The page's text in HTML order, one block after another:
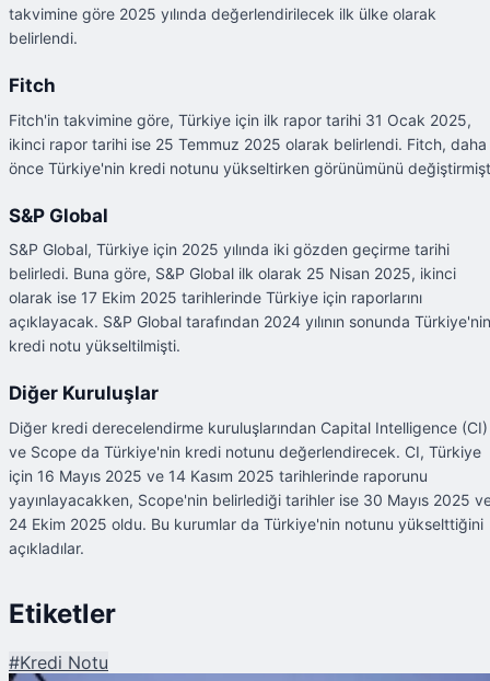
takvimine göre 2025 yılında değerlendirilecek ilk ülke olarak
belirlendi.
Fitch
Fitch'in takvimine göre, Türkiye için ilk rapor tarihi 31 Ocak 2025,
ikinci rapor tarihi ise 25 Temmuz 2025 olarak belirlendi. Fitch, daha
önce Türkiye'nin kredi notunu yükseltirken görünümünü
S&P Global
S&P Global, Türkiye için 2025 yılında iki gözden geçirme tarihi
belirledi. Buna göre, S&P Global ilk olarak 25 Nisan 2025, ikinci
olarak ise 17 Ekim 2025 tarihlerinde Türkiye için raporlarını
açıklayacak. S&P Global tarafından 2024 yılının sonunda Türkiye'nin
kredi notu yükseltilmişti.
Diğer Kuruluşlar
Diğer kredi derecelendirme kuruluşlarından Capital Intelligence (CI)
ve Scope da Türkiye'nin kredi notunu değerlendirecek. CI, Türkiye
için 16 Mayıs 2025 ve 14 Kasım 2025 tarihlerinde raporunu
yayınlayacakken, Scope'nin belirlediği tarihler ise 30 Mayıs 2025
24 Ekim 2025 oldu. Bu kurumlar da Türkiye'nin notunu yükselttiğini
açıkladılar.
Etiketler
#Kredi Notu